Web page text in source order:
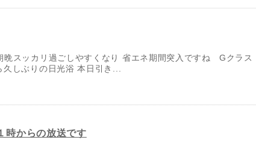
スッカリ過ごしやすくなり 省エネ期間突入ですね Gクラ
しぶりの日光浴 本日引き...
からの放送です